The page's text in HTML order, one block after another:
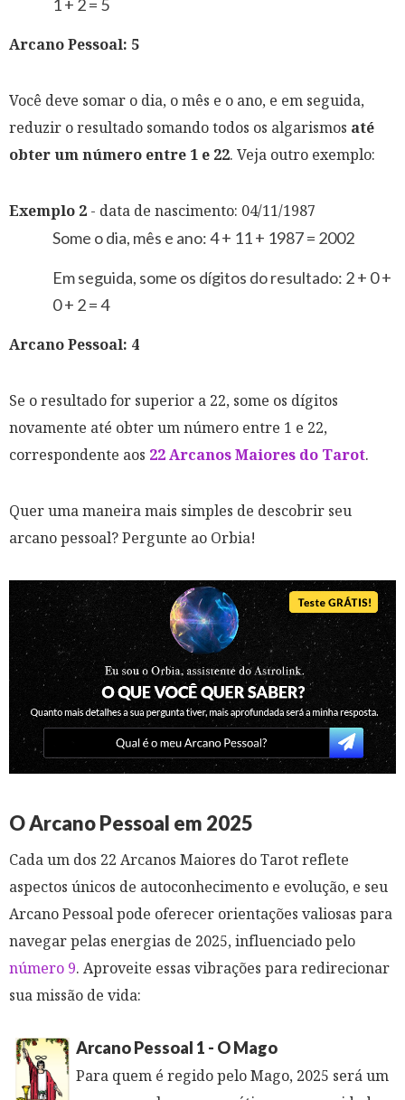
1 + 2 = 5
Arcano Pessoal: 5
Você deve somar o dia, o mês e o ano, e em seguida,
reduzir o resultado somando todos os algarismos até
obter um número entre 1 e 22. Veja outro exemplo:
Exemplo 2 - data de nascimento: 04/11/1987
Some o dia, mês e ano: 4 + 11 + 1987 = 2002
Em seguida, some os dígitos do resultado: 2 + 0 +
0 + 2 = 4
Arcano Pessoal: 4
Se o resultado for superior a 22, some os dígitos
novamente até obter um número entre 1 e 22,
correspondente aos 22 Arcanos Maiores do Tarot.
Quer uma maneira mais simples de descobrir seu
arcano pessoal? Pergunte ao Orbia!
O Arcano Pessoal em 2025
Cada um dos 22 Arcanos Maiores do Tarot reflete
aspectos únicos de autoconhecimento e evolução, e seu
Arcano Pessoal pode oferecer orientações valiosas para
navegar pelas energias de 2025, influenciado pelo
número 9. Aproveite essas vibrações para redirecionar
sua missão de vida:
Arcano Pessoal 1 - O Mago
Para quem é regido pelo Mago, 2025 será um